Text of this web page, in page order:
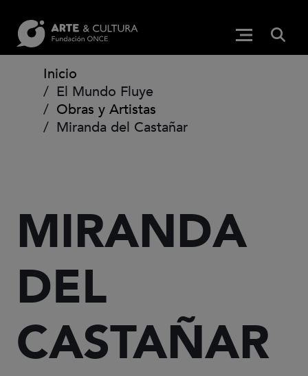
Menú
(Abre en
Ruta de navegación
Inicio
El Mundo Fluye
Obras y Artistas
Miranda del Castañar
MIRANDA
DEL
CASTAÑAR